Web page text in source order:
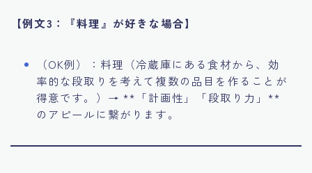
【例文3：『料理』が好きな場合】
（OK例）：料理（冷蔵庫にある食材から、効
率的な段取りを考えて複数の品目を作ることが
得意です。）→ **「計画性」「段取り力」**
のアピールに繋がります。